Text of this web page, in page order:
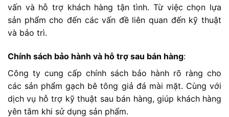
vấn và hỗ trợ khách hàng tận tình. Từ việc chọn lựa
sản phẩm cho đến các vấn đề liên quan đến kỹ thuật
và bảo trì.
Chính sách bảo hành và hỗ trợ sau bán hàng:
Công ty cung cấp chính sách bảo hành rõ ràng cho
các sản phẩm gạch bê tông giả đá mài mặt. Cùng với
dịch vụ hỗ trợ kỹ thuật sau bán hàng, giúp khách hàng
yên tâm khi sử dụng sản phẩm.